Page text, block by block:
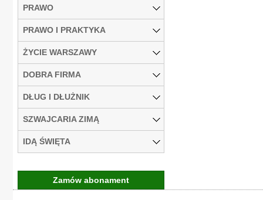
PRAWO
PRAWO I PRAKTYKA
ŻYCIE WARSZAWY
DOBRA FIRMA
DŁUG I DŁUŻNIK
SZWAJCARIA ZIMĄ
IDĄ ŚWIĘTA
Zamów abonament